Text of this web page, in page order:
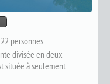
22 personnes
divisée en deux
située à seulement